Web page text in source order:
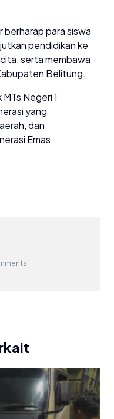
berharap para siswa
pendidikan ke
serta membawa
Belitung.
Negeri 1
yang
dan
Emas